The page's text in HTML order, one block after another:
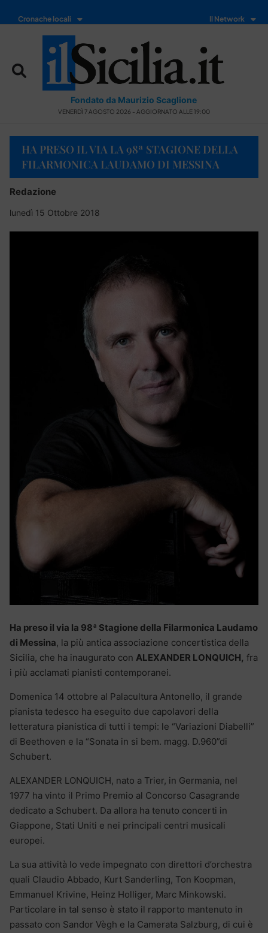
Cronache locali Il Network
Fondato da Maurizio Scaglione
VENERDÌ 7 AGOSTO 2026 - AGGIORNATO ALLE 19:00
HA PRESO IL VIA LA 98ª STAGIONE DELLA
FILARMONICA LAUDAMO DI MESSINA
Redazione
lunedì 15 Ottobre 2018
Ha preso il via la 98ª Stagione della Filarmonica Laudamo
di Messina, la più antica associazione concertistica della
Sicilia, che ha inaugurato con ALEXANDER LONQUICH, fra
i più acclamati pianisti contemporanei.
Domenica 14 ottobre al Palacultura Antonello, il grande
pianista tedesco ha eseguito due capolavori della
letteratura pianistica di tutti i tempi: le “Variazioni Diabelli”
di Beethoven e la “Sonata in si bem. magg. D.960”di
Schubert.
ALEXANDER LONQUICH, nato a Trier, in Germania, nel
1977 ha vinto il Primo Premio al Concorso Casagrande
dedicato a Schubert. Da allora ha tenuto concerti in
Giappone, Stati Uniti e nei principali centri musicali
europei.
La sua attività lo vede impegnato con direttori d’orchestra
quali Claudio Abbado, Kurt Sanderling, Ton Koopman,
Emmanuel Krivine, Heinz Holliger, Marc Minkowski.
Particolare in tal senso è stato il rapporto mantenuto in
passato con Sandor Vègh e la Camerata Salzburg, di cui è